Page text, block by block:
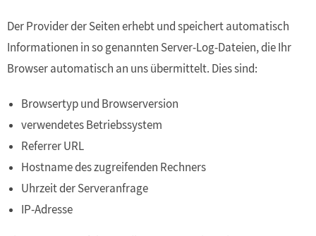
Der Provider der Seiten erhebt und speichert automatisch
Informationen in so genannten Server-Log-Dateien, die Ihr
Browser automatisch an uns übermittelt. Dies sind:
Browsertyp und Browserversion
verwendetes Betriebssystem
Referrer URL
Hostname des zugreifenden Rechners
Uhrzeit der Serveranfrage
IP-Adresse